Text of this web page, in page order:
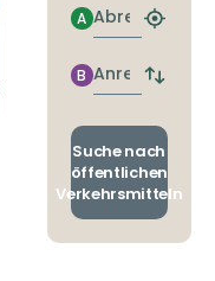
Abreise
A
finden
Anreise
B
Suche nach
öffentlichen
Verkehrsmitteln